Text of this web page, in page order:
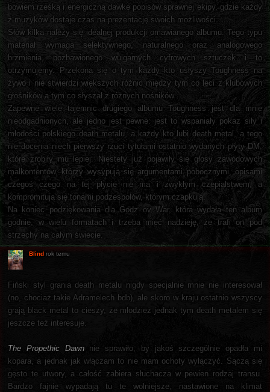
bowiem rześką i energiczną dawkę popisów sprawnej ekipy, gdzie każdy
z muzyków dostaje czas na prezentację swoich możliwości.
Słów kilka należy się idealnej produkcji omawianego albumu. Tego typu
materiał wymaga selektywnego, naturalnego oraz analogowego
brzmienia, pozbawionego wulgarnych cyfrowych sztuczek i to
otrzymujemy. Przekona się o tym każdy kto usłyszy Toughness na
żywo i nie stwierdzi większych różnic między tym co leci z klubowych
głośników a tym co słyszał z różnych nośników.
Zapewne wiele tajemnic drugiego albumu Toughness jest dla mnie
nieodgadnionych, ale jedno jest pewne: jest to wspaniały pokaz siły i
młodości polskiego death metalu, a każdy kto lubi death metal, a tego
nie docenia niech pierwszy rzuci tytułami ostatnio wydanych płyty DM,
które zrobiły mu lepiej. Niestety już pojawiły się głosy zawodowych
malkontentów, którzy wysypują się argumentami pobocznymi, opisami
czegoś czego na tej płycie nie ma i zwykłym czepialstwem, a
kompromitują się tonami podzespołów, którym czapkują.
Na koniec podziękowania dla Godz ov War, która wydała ten album
godnie, w wielu formatach i trzeba mieć nadzieję, że trafi on pod
strzechy na całym świecie.
Blind rok temu
Fiński styl grania death metalu nigdy specjalnie mnie nie interesował
(no, chociaż takie Adramelech bdb), ale skoro w kraju ostatnio wszyscy
grają black metal to cieszy, że młodzież jednak tym death metalem się
jeszcze też interesuje.
The Propethic Dawnnie sprawiło, by jakoś szczególnie opadła mi
kopara, a jednak jak włączam to nie mam ochoty wyłączyć. Sączą się
gęsto te utwory, a całość zabiera słuchacza w pewien rodzaj transu.
Bardzo fajnie wypadają tu te wolniejsze, nastawione na klimat